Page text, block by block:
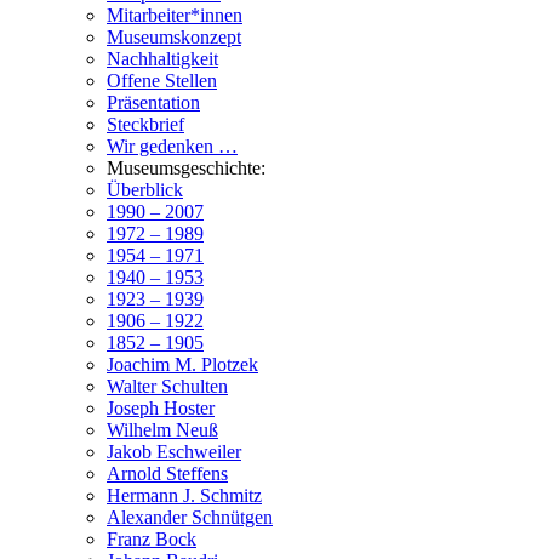
Mitarbeiter*innen
Museumskonzept
Nachhaltigkeit
Offene Stellen
Präsentation
Steckbrief
Wir gedenken …
Museumsgeschichte:
Überblick
1990 – 2007
1972 – 1989
1954 – 1971
1940 – 1953
1923 – 1939
1906 – 1922
1852 – 1905
Joachim M. Plotzek
Walter Schulten
Joseph Hoster
Wilhelm Neuß
Jakob Eschweiler
Arnold Steffens
Hermann J. Schmitz
Alexander Schnütgen
Franz Bock